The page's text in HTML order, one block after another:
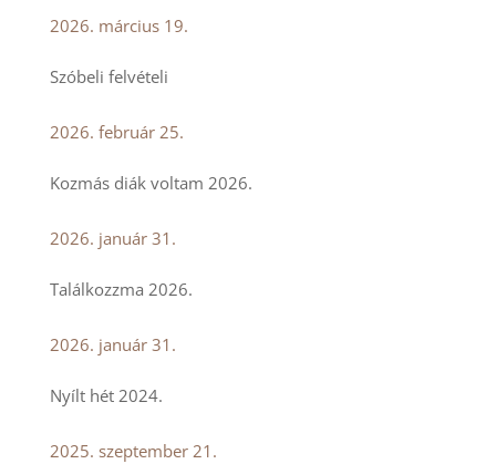
2026. március 19.
Szóbeli felvételi
2026. február 25.
Kozmás diák voltam 2026.
2026. január 31.
Találkozzma 2026.
2026. január 31.
Nyílt hét 2024.
2025. szeptember 21.